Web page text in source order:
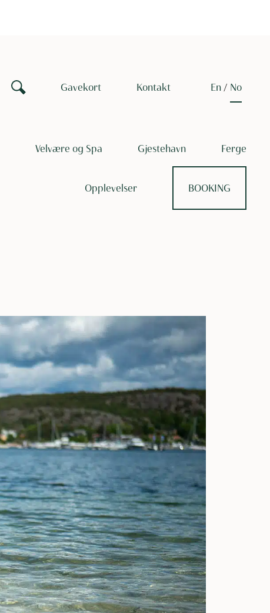
Gavekort Kontakt en no
Velvære og Spa Gjestehavn Ferge
Opplevelser BOOKING